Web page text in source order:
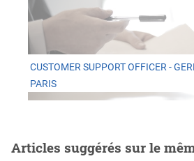
CUSTOMER SUPPORT OFFICER -
PARIS
Articles suggérés sur le